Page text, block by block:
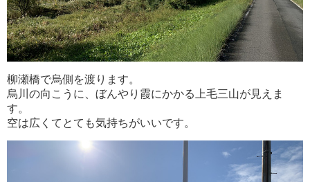
柳瀬橋で烏側を渡ります。
烏川の向こうに、ぼんやり霞にかかる上毛三山が見えま
す。
空は広くてとても気持ちがいいです。